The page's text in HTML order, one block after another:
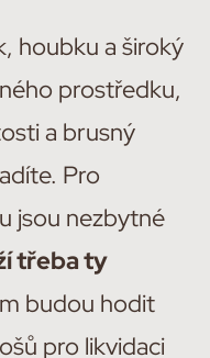
houbku a široký
prostředku,
a brusný
Pro
jsou nezbytné
třeba ty
budou hodit
pro likvidaci